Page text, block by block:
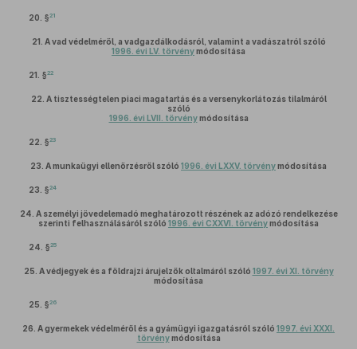
20. §21
21. A vad védelméről, a vadgazdálkodásról, valamint a vadászatról szóló
1996. évi LV. törvénymódosítása
21. §22
22. A tisztességtelen piaci magatartás és a versenykorlátozás tilalmáról
szóló
1996. évi LVII. törvénymódosítása
22. §23
23. A munkaügyi ellenőrzésről szóló 1996. évi LXXV. törvénymódosítása
23. §24
24. A személyi jövedelemadó meghatározott részének az adózó rendelkezése
szerinti felhasználásáról szóló 1996. évi CXXVI. törvénymódosítása
24. §25
25. A védjegyek és a földrajzi árujelzők oltalmáról szóló 1997. évi XI. törvény
módosítása
25. §26
26. A gyermekek védelméről és a gyámügyi igazgatásról szóló 1997. évi XXXI.
törvénymódosítása